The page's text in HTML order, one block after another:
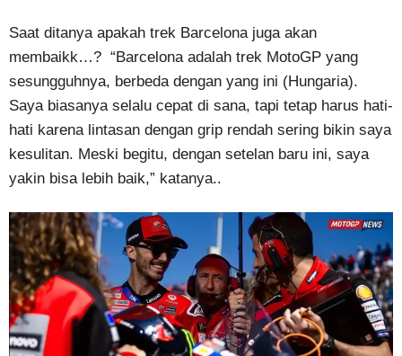
Saat ditanya apakah trek Barcelona juga akan
membaikk…? “Barcelona adalah trek MotoGP yang
sesungguhnya, berbeda dengan yang ini (Hungaria).
Saya biasanya selalu cepat di sana, tapi tetap harus hati-
hati karena lintasan dengan grip rendah sering bikin saya
kesulitan. Meski begitu, dengan setelan baru ini, saya
yakin bisa lebih baik,” katanya..